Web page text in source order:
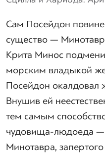
Сам Посейдон
существо —
Крита Минос
морским владыкой
Посейдон
Внушив ей
тем самым
чудовища-людоеда —
Минотавра,